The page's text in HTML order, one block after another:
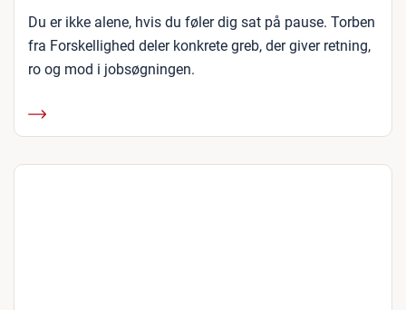
Du er ikke alene, hvis du føler dig sat på pause. Torben
fra Forskellighed deler konkrete greb, der giver retning,
ro og mod i jobsøgningen.